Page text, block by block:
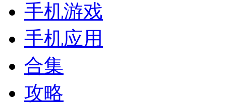
手机游戏
手机应用
合集
攻略